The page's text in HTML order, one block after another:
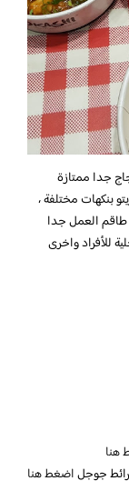
جدا ممتازة
بنكهات مختلفة ،
طاقم العمل جدا
للأفراد واخرى
هنا
جوجلاضغط هنا